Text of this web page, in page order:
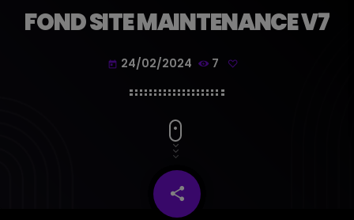
FOND SITE MAINTENANCE V7
today 24/02/2024 7
share
email